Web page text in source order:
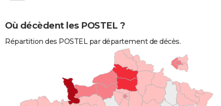
Où décèdent les POSTEL ?
Répartition des POSTEL par département de décès.